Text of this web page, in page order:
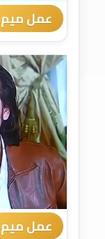
عمل ميم
عمل ميم